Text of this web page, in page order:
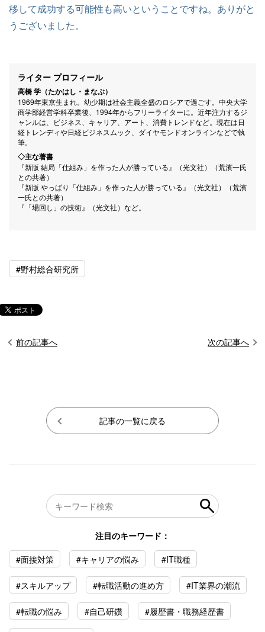
移して成功する可能性も高いということですね。ありがと
うございました。
ライター プロフィール
高橋 学（たかはし・まなぶ）
1969年東京生まれ。幼少期は社会主義全盛のロシアで過ごす。中央大学
商学部経営学科卒業後、1994年からフリーライターに。近年注力するジ
ャンルは、ビジネス、キャリア、アート、消費トレンドなど。現在は日
経トレンディや日経ビジネスムック、ダイヤモンドオンラインなどで執
筆。
◇主な著書
『新版 結局「仕組み」を作った人が勝っている』（光文社）（荒濱一氏
との共著）
『新版 やっぱり「仕組み」を作った人が勝っている』（光文社）（荒濱
一氏との共著）
『「場回し」の技術』（光文社）など。
#野村総合研究所
前の記事へ 次の記事へ
記事の一覧に戻る
注目のキーワード：
#面接対策
#キャリアの悩み #IT職種
#スキルアップ #転職活動の進め方 #IT業界の潮流
#転職の悩み #自己研鑽 #履歴書・職務経歴書